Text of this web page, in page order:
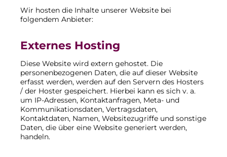
Wir hosten die Inhalte unserer Website bei
folgendem Anbieter:
Externes Hosting
Diese Website wird extern gehostet. Die
personenbezogenen Daten, die auf dieser Website
erfasst werden, werden auf den Servern des Hosters
/ der Hoster gespeichert. Hierbei kann es sich v. a.
um IP-Adressen, Kontaktanfragen, Meta- und
Kommunikationsdaten, Vertragsdaten,
Kontaktdaten, Namen, Websitezugriffe und sonstige
Daten, die über eine Website generiert werden,
handeln.